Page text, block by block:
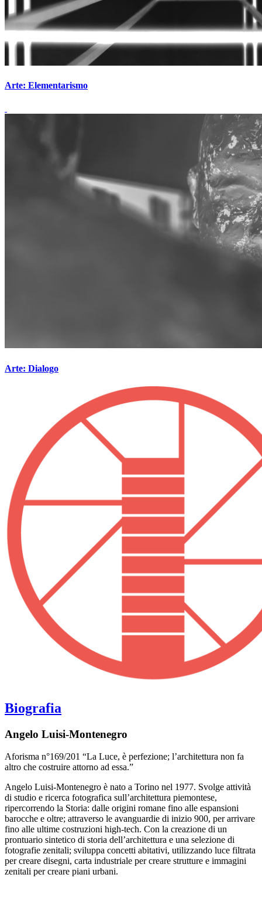
Arte: Elementarismo
Arte: Dialogo
Biografia
Angelo Luisi-Montenegro
Aforisma n°169/201 “La Luce, è perfezione; l’architettura non fa
altro che costruire attorno ad essa.”
Angelo Luisi-Montenegro è nato a Torino nel 1977. Svolge attività
di studio e ricerca fotografica sull’architettura piemontese,
ripercorrendo la Storia: dalle origini romane fino alle espansioni
barocche e oltre; attraverso le avanguardie di inizio 900, per arrivare
fino alle ultime costruzioni high-tech. Con la creazione di un
prontuario sintetico di storia dell’architettura e una selezione di
fotografie zenitali; sviluppa concetti abitativi, utilizzando luce filtrata
per creare disegni, carta industriale per creare strutture e immagini
zenitali per creare piani urbani.